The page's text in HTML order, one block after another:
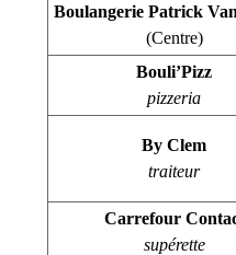
Boulangerie Patrick
(Centre)
Bouli’Pizz
pizzeria
By Clem
traiteur
Carrefour
supérette